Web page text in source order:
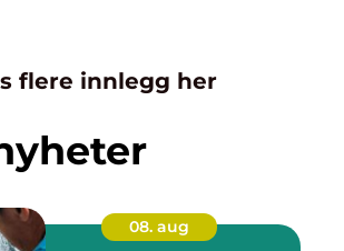
flere innlegg her
08. aug